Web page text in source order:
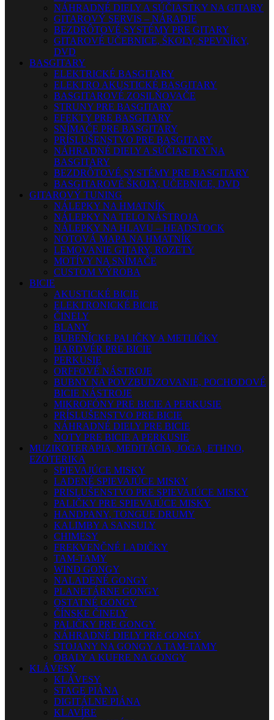
NÁHRADNÉ DIELY A SÚČIASTKY NA GITARY
GITAROVÝ SERVIS – NÁRADIE
BEZDRÔTOVÉ SYSTÉMY PRE GITARY
GITAROVÉ UČEBNICE, ŠKOLY, SPEVNÍKY,
DVD
BASGITARY
ELEKTRICKÉ BASGITARY
ELEKTRO AKUSTICKÉ BASGITARY
BASGITAROVÉ ZOSILŇOVAČE
STRUNY PRE BASGITARY
EFEKTY PRE BASGITARY
SNÍMAČE PRE BASGITARY
PRÍSLUŠENSTVO PRE BASGITARY
NÁHRADNÉ DIELY A SÚČIASTKY NA
BASGITARY
BEZDRÔTOVÉ SYSTÉMY PRE BASGITARY
BASGITAROVÉ ŠKOLY, UČEBNICE, DVD
GITAROVÝ TUNING
NÁLEPKY NA HMATNÍK
NÁLEPKY NA TELO NÁSTROJA
NÁLEPKY NA HLAVU – HEADSTOCK
NOTOVÁ MAPA NA HMATNÍK
LEMOVANIE GITARY, ROZETY
MOTÍVY NA SNÍMAČE
CUSTOM VÝROBA
BICIE
AKUSTICKÉ BICIE
ELEKTRONICKÉ BICIE
ČINELY
BLANY
BUBENÍCKE PALIČKY A METLIČKY
HARDVÉR PRE BICIE
PERKUSIE
ORFFOVÉ NÁSTROJE
BUBNY NA POVZBUDZOVANIE, POCHODOVÉ
BICIE NÁSTROJE
MIKROFÓNY PRE BICIE A PERKUSIE
PRÍSLUŠENSTVO PRE BICIE
NÁHRADNÉ DIELY PRE BICIE
NOTY PRE BICIE A PERKUSIE
MUZIKOTERAPIA, MEDITÁCIA, JOGA, ETHNO,
EZOTERIKA
SPIEVAJÚCE MISKY
LADENÉ SPIEVAJÚCE MISKY
PRISLUŠENSTVO PRE SPIEVAJÚCE MISKY
PALIČKY PRE SPIEVAJÚCE MISKY
HANDPANY, TONGUE DRUMY
KALIMBY A SANSULY
CHIMESY
FREKVENČNÉ LADIČKY
TAM-TAMY
WIND GONGY
NALADENÉ GONGY
PLANETÁRNE GONGY
OSTATNÉ GONGY
ČÍNSKE ČINELY
PALIČKY PRE GONGY
NÁHRADNÉ DIELY PRE GONGY
STOJANY NA GONGY A TAM-TAMY
OBALY A KUFRE NA GONGY
KLÁVESY
KLÁVESY
STAGE PIÁNA
DIGITÁLNE PIÁNA
KLAVÍRE